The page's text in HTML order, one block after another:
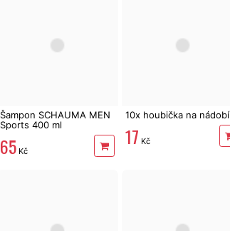
Šampon SCHAUMA MEN
Sports 400 ml
65 Kč
10x houbička na nádobí
17 Kč